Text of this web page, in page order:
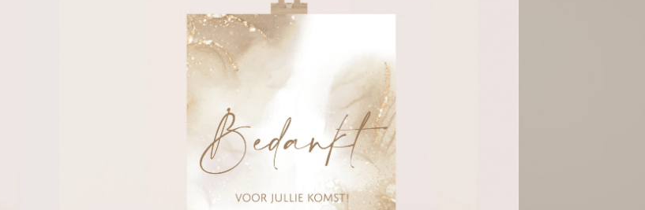
Snelste levertijd: 1-2 werkdagen
Toevoegen aan winkelwagen